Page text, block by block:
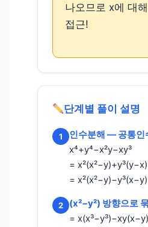
나오므로 x에 대
접근!
단계별 풀이 설명
1
인수분해 — 공통인
x⁴+y⁴−x²y−xy³
= x²(x²−y)+y³(y−x)
= x²(x²−y)−y³(x−y)
2
(x²−y²) 방향으로
= x(x³−y³)−xy(x−y)